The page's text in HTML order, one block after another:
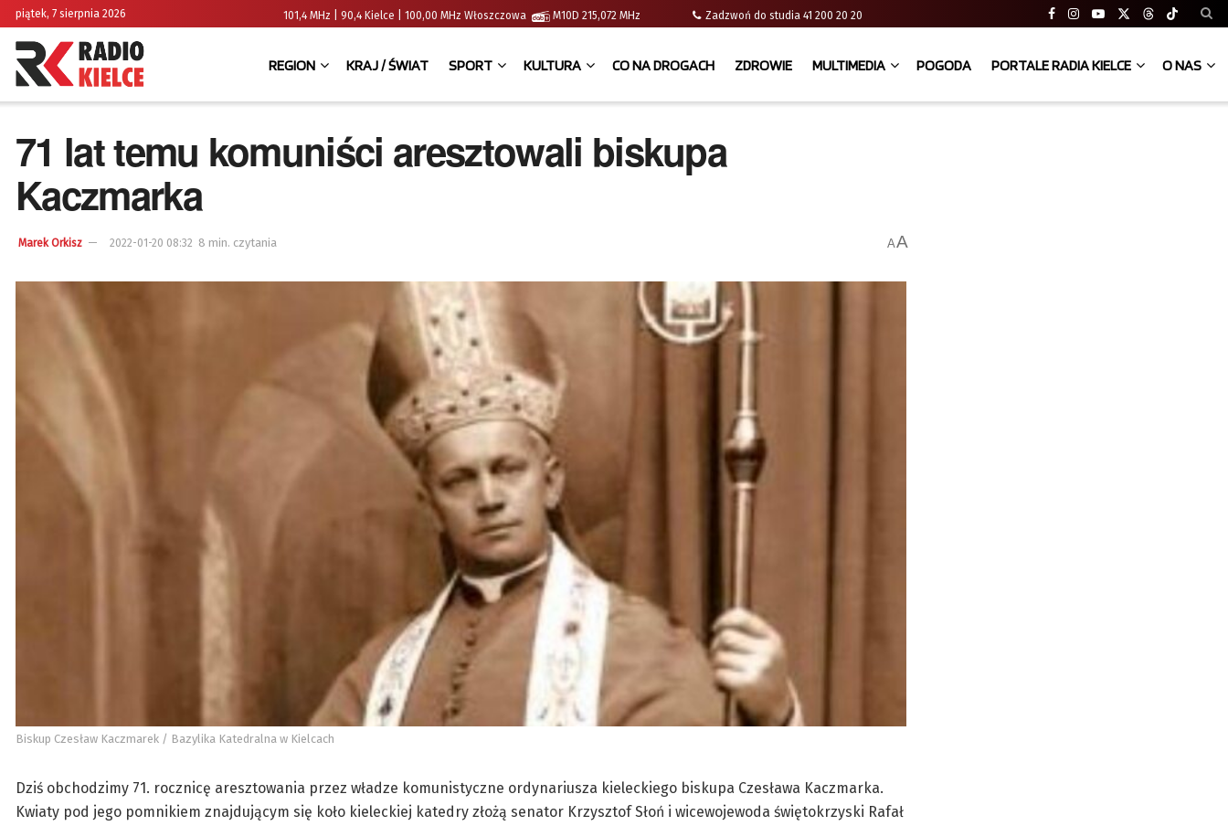
piątek, 7 sierpnia 2026 101,4 MHz | 90,4 Kielce | 100,00 MHz Włoszczowa M10D 215,072 MHz Zadzwoń do studia 41 200 20 20
REGION KRAJ / ŚWIAT SPORT KULTURA CO NA DROGACH ZDROWIE MULTIMEDIA POGODA PORTALE RADIA KIELCE O NAS
71 lat temu komuniści aresztowali biskupa
Kaczmarka
Marek Orkisz 2022-01-20 08:32 8 min. czytania AA
Biskup Czesław Kaczmarek / Bazylika Katedralna w Kielcach
Dziś obchodzimy 71. rocznicę aresztowania przez władze komunistyczne ordynariusza kieleckiego biskupa Czesława Kaczmarka.
Kwiaty pod jego pomnikiem znajdującym się koło kieleckiej katedry złożą senator Krzysztof Słoń i wicewojewoda świętokrzyski Rafał